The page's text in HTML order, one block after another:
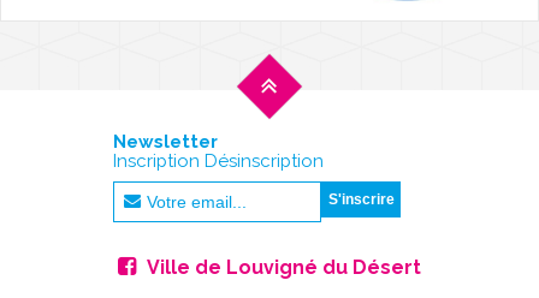
Newsletter
Inscription Désinscription
Ville de Louvigné du Désert